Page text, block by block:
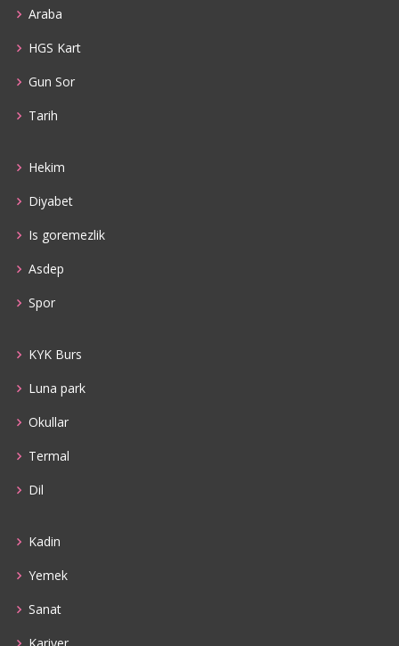
Araba
HGS Kart
Gun Sor
Tarih
Hekim
Diyabet
Is goremezlik
Asdep
Spor
KYK Burs
Luna park
Okullar
Termal
Dil
Kadin
Yemek
Sanat